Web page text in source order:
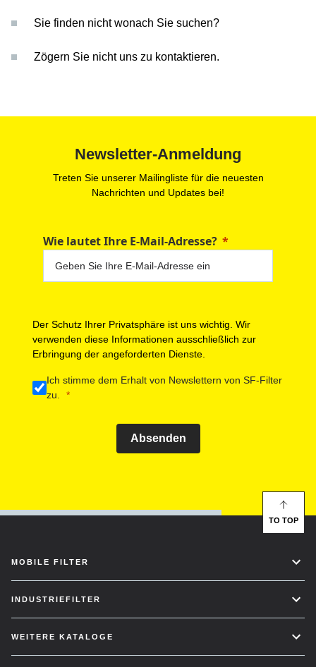
Sie finden nicht wonach Sie suchen?
Zögern Sie nicht uns zu kontaktieren.
Newsletter-Anmeldung
Treten Sie unserer Mailingliste für die neuesten
Nachrichten und Updates bei!
Wie lautet Ihre E-Mail-Adresse?
Der Schutz Ihrer Privatsphäre ist uns wichtig. Wir
verwenden diese Informationen ausschließlich zur
Erbringung der angeforderten Dienste.
Ich stimme dem Erhalt von Newslettern von SF-Filter
zu.
Absenden
MOBILE FILTER
INDUSTRIEFILTER
WEITERE KATALOGE
TO TOP